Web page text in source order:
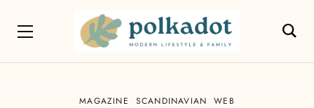
MAGAZINE SCANDINAVIAN WEB